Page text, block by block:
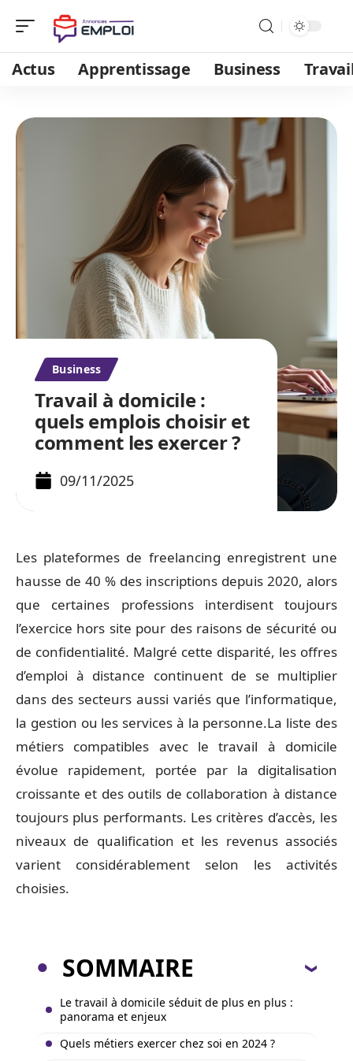
Actus Apprentissage Business
Business
Travail à domicile :
quels emplois choisir et
comment les exercer ?
09/11/2025
Les plateformes de freelancing enregistrent une
hausse de 40 % des inscriptions depuis 2020, alors
que certaines professions interdisent toujours
l’exercice hors site pour des raisons de sécurité ou
de confidentialité. Malgré cette disparité, les offres
d’emploi à distance continuent de se multiplier
dans des secteurs aussi variés que l’informatique,
la gestion ou les services à la personne.La liste des
métiers compatibles avec le travail à domicile
évolue rapidement, portée par la digitalisation
croissante et des outils de collaboration à distance
toujours plus performants. Les critères d’accès, les
niveaux de qualification et les revenus associés
varient considérablement selon les activités
choisies.
SOMMAIRE
Le travail à domicile séduit de plus en plus :
panorama et enjeux
Quels métiers exercer chez soi en 2024 ?